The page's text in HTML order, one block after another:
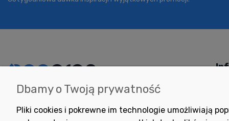
Potrzebujesz pomocy
+48 791 806 804
Dbamy o Twoją prywatność
Pliki cookies i pokrewne im technologie umożliwiają